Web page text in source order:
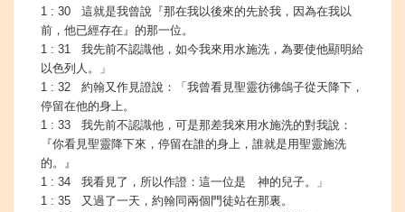
1 : 30 這就是我曾說『那在我以後來的先於我，因為在我以
前，他已經存在』的那一位。
1 : 31 我先前不認識他，如今我來用水施洗，為要使他顯明給
以色列人。」
1 : 32 約翰又作見證說：「我曾看見聖靈彷彿鴿子從天降下，
停留在他的身上。
1 : 33 我先前不認識他，可是那差我來用水施洗的對我說：
『你看見聖靈降下來，停留在誰的身上，誰就是用聖靈施洗
的。』
1 : 34 我看見了，所以作證：這一位是 神的兒子。」
1 : 35 又過了一天，約翰同兩個門徒站在那裏。